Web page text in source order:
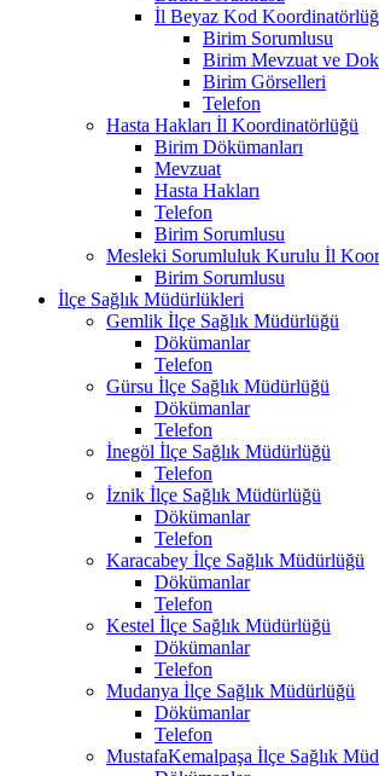
İl Beyaz Kod
Birim Sorumlusu
Birim Mevzuat ve
Birim Görselleri
Telefon
Hasta Hakları İl Koordinatörlüğü
Birim Dökümanları
Mevzuat
Hasta Hakları
Telefon
Birim Sorumlusu
Mesleki Sorumluluk Kurulu İl
Birim Sorumlusu
İlçe Sağlık Müdürlükleri
Gemlik İlçe Sağlık Müdürlüğü
Dökümanlar
Telefon
Gürsu İlçe Sağlık Müdürlüğü
Dökümanlar
Telefon
İnegöl İlçe Sağlık Müdürlüğü
Telefon
İznik İlçe Sağlık Müdürlüğü
Dökümanlar
Telefon
Karacabey İlçe Sağlık Müdürlüğü
Dökümanlar
Telefon
Kestel İlçe Sağlık Müdürlüğü
Dökümanlar
Telefon
Mudanya İlçe Sağlık Müdürlüğü
Dökümanlar
Telefon
MustafaKemalpaşa İlçe Sağlık